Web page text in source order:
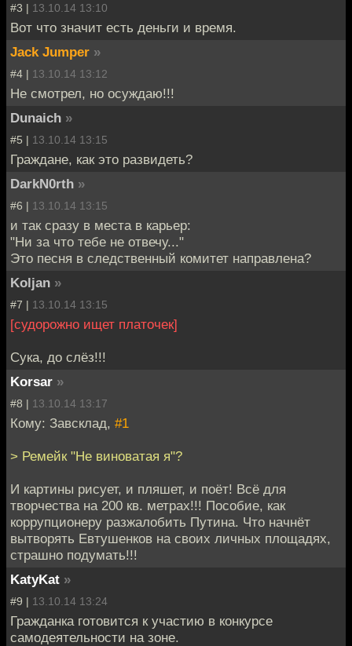
#3 | 13.10.14 13:10
Вот что значит есть деньги и время.
Jack Jumper »
#4 | 13.10.14 13:12
Не смотрел, но осуждаю!!!
Dunaich »
#5 | 13.10.14 13:15
Граждане, как это развидеть?
DarkN0rth »
#6 | 13.10.14 13:15
и так сразу в места в карьер:
"Ни за что тебе не отвечу..."
Это песня в следственный комитет направлена?
Koljan »
#7 | 13.10.14 13:15
[судорожно ищет платочек]
Сука, до слёз!!!
Korsar »
#8 | 13.10.14 13:17
Кому: Завсклад, #1
> Ремейк "Не виноватая я"?
И картины рисует, и пляшет, и поёт! Всё для
творчества на 200 кв. метрах!!! Пособие, как
коррупционеру разжалобить Путина. Что начнёт
вытворять Евтушенков на своих личных площадях,
страшно подумать!!!
KatyKat »
#9 | 13.10.14 13:24
Гражданка готовится к участию в конкурсе
самодеятельности на зоне.